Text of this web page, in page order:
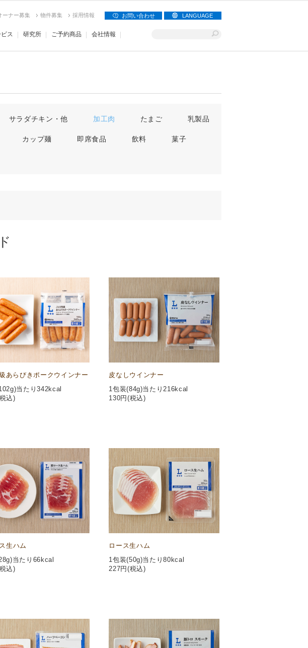
ーナー募集 物件募集 採用情報 お問い合わせ LANGUAGE
ス 研究所 ご予約商品 会社情報
サラダチキン・他 加工肉 たまご 乳製品
カップ麺 即席食品 飲料 菓子
あらびきポークウインナー
当たり342kcal
込)
皮なしウインナー
1包装(84g)当たり216kcal
130円(税込)
生ハム
当たり66kcal
込)
ロース生ハム
1包装(50g)当たり80kcal
227円(税込)